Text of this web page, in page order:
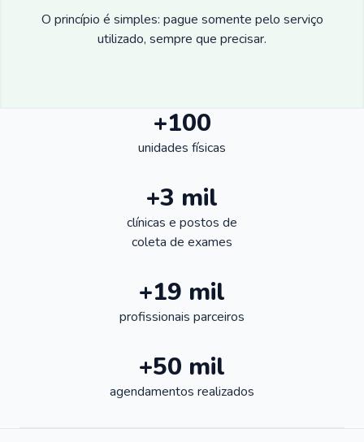
O princípio é simples: pague somente pelo serviço
utilizado, sempre que precisar.
+100
unidades físicas
+3 mil
clínicas e postos de
coleta de exames
+19 mil
profissionais parceiros
+50 mil
agendamentos realizados